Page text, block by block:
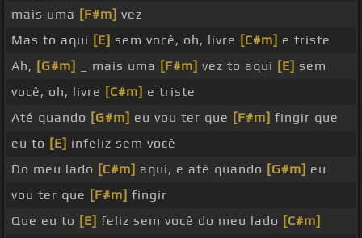
mais uma [F#m] vez
Mas to aqui [E] sem você, oh, livre [C#m] e triste
Ah, [G#m] _ mais uma [F#m] vez to aqui [E] sem
você, oh, livre [C#m] e triste
Até quando [G#m] eu vou ter que [F#m] fingir que
eu to [E] infeliz sem você
Do meu lado [C#m] aqui, e até quando [G#m] eu
vou ter que [F#m] fingir
Que eu to [E] feliz sem você do meu lado [C#m]